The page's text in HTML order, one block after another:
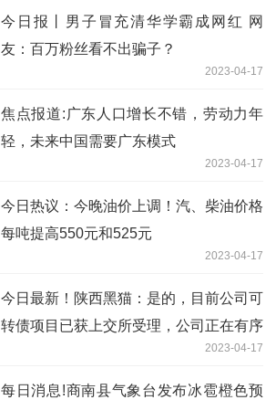
今日报丨男子冒充清华学霸成网红 网
友：百万粉丝看不出骗子？
2023-04-17
焦点报道:广东人口增长不错，劳动力年
轻，未来中国需要广东模式
2023-04-17
今日热议：今晚油价上调！汽、柴油价格
每吨提高550元和525元
2023-04-17
今日最新！陕西黑猫：是的，目前公司可
转债项目已获上交所受理，公司正在有序
2023-04-17
每日消息!商南县气象台发布冰雹橙色预